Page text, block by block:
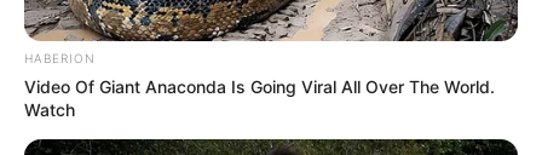
HABERION
Video Of Giant Anaconda Is Going Viral All Over The World.
Watch